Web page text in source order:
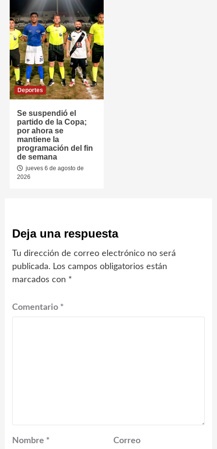
Deportes
Se suspendió el
partido de la Copa;
por ahora se
mantiene la
programación del fin
de semana
jueves 6 de agosto de
2026
Deja una respuesta
Tu dirección de correo electrónico no será
publicada. Los campos obligatorios están
marcados con *
Comentario *
Nombre *
Correo